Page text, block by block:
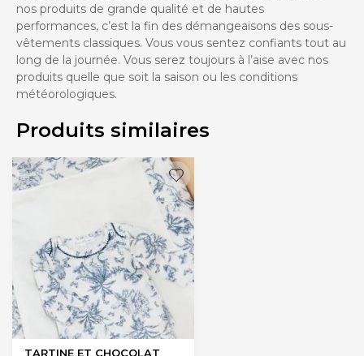
nos produits de grande qualité et de hautes
performances, c’est la fin des démangeaisons des sous-
vêtements classiques. Vous vous sentez confiants tout au
long de la journée. Vous serez toujours à l’aise avec nos
produits quelle que soit la saison ou les conditions
météorologiques.
Produits similaires
TARTINE ET CHOCOLAT